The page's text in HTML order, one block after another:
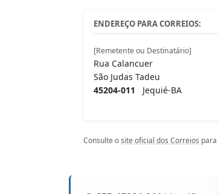
ENDEREÇO PARA CORREIOS:
[Remetente ou Destinatário]
Rua Calancuer
São Judas Tadeu
45204-011
Jequié-BA
Consulte osite oficial dos Correios